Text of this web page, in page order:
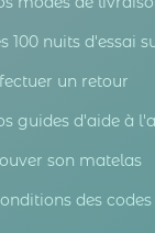
100 nuits d'essai
un retour
guides d'aide à
son matelas
des